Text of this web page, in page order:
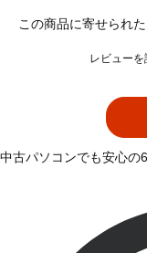
この商品に寄せられ
レビュー
中古パソコンでも安心の